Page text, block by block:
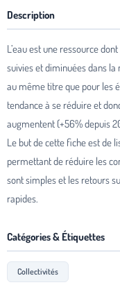
Description
L’eau est une ressource
suivies et diminuées dans
au même titre que pour les
tendance à se réduire et
augmentent (+56% depuis
Le but de cette fiche est de
permettant de réduire les
sont simples et les retours
rapides.
Catégories & Étiquettes
Collectivités